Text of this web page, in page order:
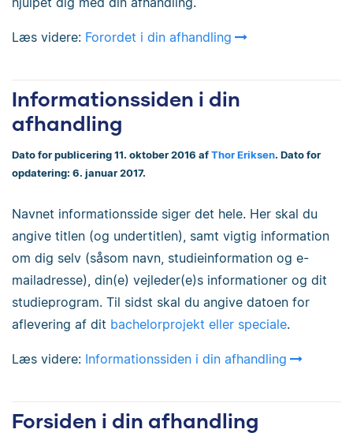
Læs videre: Forordet i din afhandling
Informationssiden i din
afhandling
Dato for publicering 11. oktober 2016 af Thor Eriksen. Dato for
opdatering: 6. januar 2017.
Navnet informationsside siger det hele. Her skal du
angive titlen (og undertitlen), samt vigtig information
om dig selv (såsom navn, studieinformation og e-
mailadresse), din(e) vejleder(e)s informationer og dit
studieprogram. Til sidst skal du angive datoen for
aflevering af dit bachelorprojekt eller speciale.
Læs videre: Informationssiden i din afhandling
Forsiden i din afhandling